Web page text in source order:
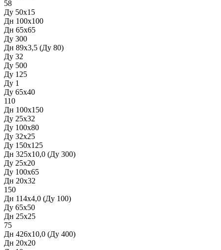
58
Ду 50х15
Дн 100х100
Дн 65x65
Ду 300
Дн 89х3,5 (Ду 80)
Ду 32
Ду 500
Ду 125
Ду 1
Ду 65х40
110
Дн 100х150
Ду 25х32
Ду 100х80
Ду 32х25
Ду 150х125
Дн 325х10,0 (Ду 300)
Ду 25х20
Ду 100х65
Дн 20х32
150
Дн 114х4,0 (Ду 100)
Ду 65х50
Дн 25х25
75
Дн 426х10,0 (Ду 400)
Дн 20х20